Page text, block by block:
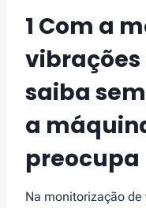
1 Com a
saiba
a
preocupa
Na monitorização